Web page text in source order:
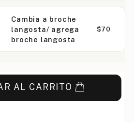
Cambia a broche
langosta/ agrega
broche langosta
$70
AL CARRITO